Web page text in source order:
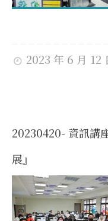
2023 年 6 月 12
20230420- 資訊講
展』